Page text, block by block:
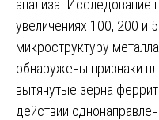
анализа. Исследование
увеличениях 100, 200 и
микроструктуру
обнаружены признаки
вытянутые зерна
действии